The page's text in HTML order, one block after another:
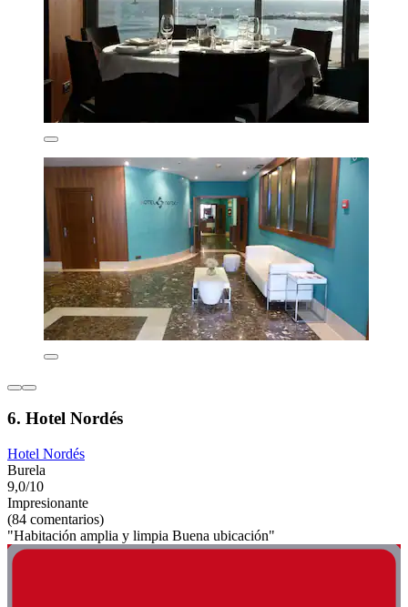
6. Hotel Nordés
Hotel Nordés
Burela
9,0/10
Impresionante
(84 comentarios)
"Habitación amplia y limpia Buena ubicación"